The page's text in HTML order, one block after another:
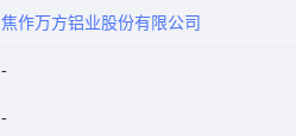
焦作万方铝业股份有限公司